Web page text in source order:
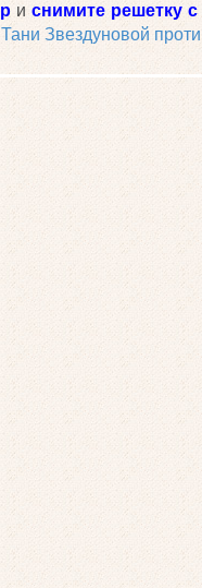
и снимите решетку с
Тани Звездуновой